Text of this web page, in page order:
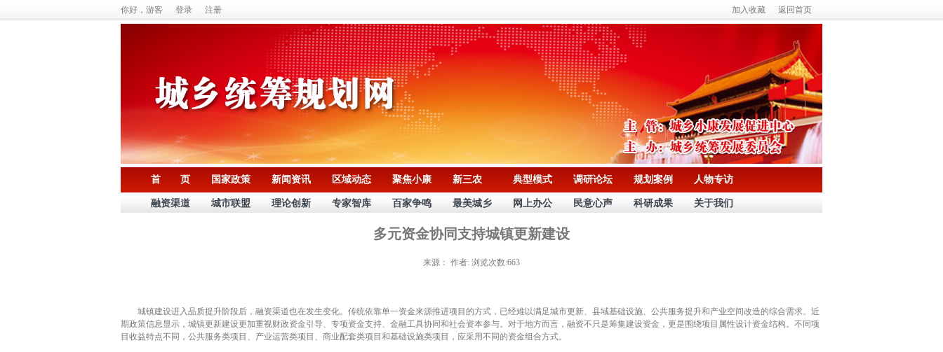
你好，游客 登录 注册 加入收藏 返回首页
首 页 国家政策 新闻资讯 区域动态 聚焦小康 新三农 典型模式 调研论坛 规划案例 人物专访
融资渠道 城市联盟 理论创新 专家智库 百家争鸣 最美城乡 网上办公 民意心声 科研成果 关于我们
多元资金协同支持城镇更新建设
来源： 作者: 浏览次数:663
城镇建设进入品质提升阶段后，融资渠道也在发生变化。传统依靠单一资金来源推进项目的方式，已经难以满足城市更新、县域基础设施、公共服务提升和产业空间改造的综合需求。近
期政策信息显示，城镇更新建设更加重视财政资金引导、专项资金支持、金融工具协同和社会资本参与。对于地方而言，融资不只是筹集建设资金，更是围绕项目属性设计资金结构。不同项
目收益特点不同，公共服务类项目、产业运营类项目、商业配套类项目和基础设施类项目，应采用不同的资金组合方式。